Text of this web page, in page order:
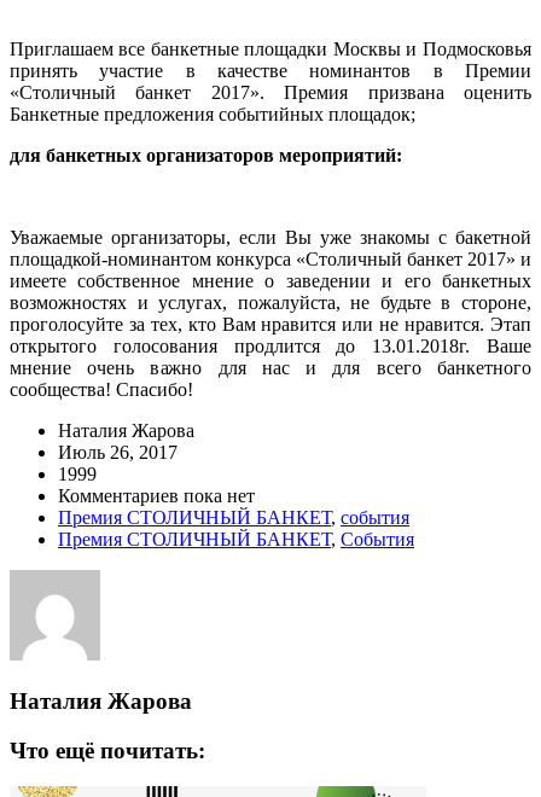
Приглашаем все банкетные площадки Москвы и Подмосковья
принять участие в качестве номинантов в Премии
«Столичный банкет 2017». Премия призвана оценить
Банкетные предложения событийных площадок;
для банкетных организаторов мероприятий:
Уважаемые организаторы, если Вы уже знакомы с бакетной
площадкой-номинантом конкурса «Столичный банкет 2017» и
имеете собственное мнение о заведении и его банкетных
возможностях и услугах, пожалуйста, не будьте в стороне,
проголосуйте за тех, кто Вам нравится или не нравится. Этап
открытого голосования продлится до 13.01.2018г. Ваше
мнение очень важно для нас и для всего банкетного
сообщества! Спасибо!
Наталия Жарова
Июль 26, 2017
1999
Комментариев пока нет
Премия СТОЛИЧНЫЙ БАНКЕТ, события
Премия СТОЛИЧНЫЙ БАНКЕТ, События
Наталия Жарова
Что ещё почитать: